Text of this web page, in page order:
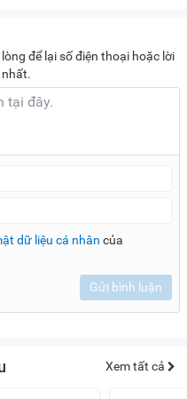
để lại số điện thoại hoặc lời
nhất.
dữ liệu cá nhân của
Gửi bình luận
Xem tất cả